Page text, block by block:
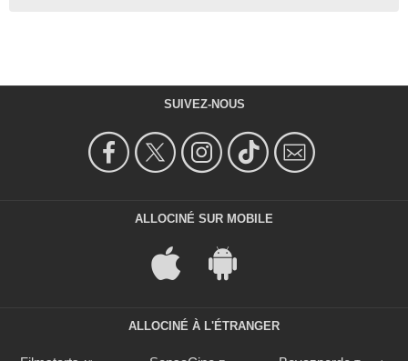
SUIVEZ-NOUS
ALLOCINÉ SUR MOBILE
ALLOCINÉ À L'ÉTRANGER